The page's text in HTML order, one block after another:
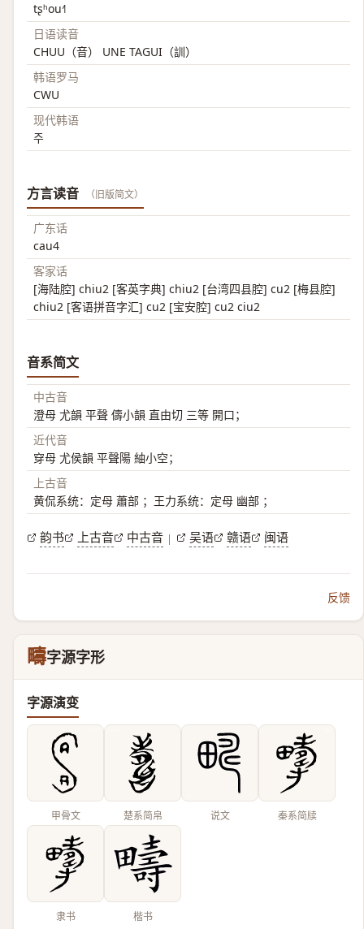
tʂʰou˧˥
日语读音
CHUU（音） UNE TAGUI（訓）
韩语罗马
CWU
现代韩语
주
方言读音 （旧版简文）
广东话
cau4
客家话
[海陆腔] chiu2 [客英字典] chiu2 [台湾四县腔] cu2 [梅县腔]
chiu2 [客语拼音字汇] cu2 [宝安腔] cu2 ciu2
音系简文
中古音
澄母 尤韻 平聲 儔小韻 直由切 三等 開口；
近代音
穿母 尤侯韻 平聲陽 紬小空；
上古音
黄侃系统：定母 蕭部 ；王力系统：定母 幽部 ；
韵书 上古音 中古音 | 吴语 赣语 闽语
反馈
疇字源字形
字源演变
甲骨文 楚系简帛 说文 秦系简牍
隶书 楷书